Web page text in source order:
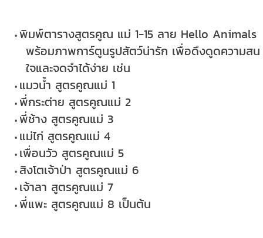
พิมพ์ตารางสูตรคูณ แม่ 1-15 ลาย Hello Animals
พร้อมภาพการ์ตูนรูปสัตว์น่ารัก เพื่อดึงดูดความสน
ใจและจดจำได้ง่าย เช่น
แมวน้ำ สูตรคูณแม่ 1
พี่กระต่าย สูตรคูณแม่ 2
พี่ช้าง สูตรคูณแม่ 3
แม่ไก่ สูตรคูณแม่ 4
เพื่อนวัว สูตรคูณแม่ 5
สิงโตเจ้าป่า สูตรคูณแม่ 6
เจ้าลา สูตรคูณแม่ 7
พี่แพะ สูตรคูณแม่ 8 เป็นต้น